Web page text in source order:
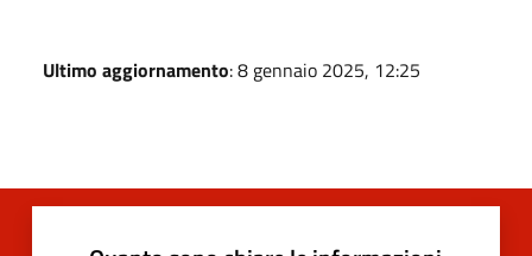
Ultimo aggiornamento: 8 gennaio 2025, 12:25